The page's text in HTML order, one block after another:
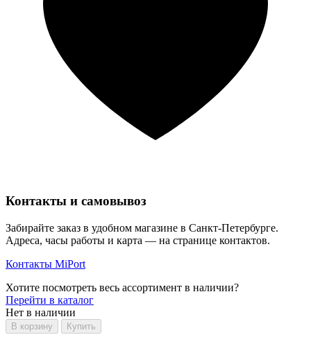
Контакты и самовывоз
Забирайте заказ в удобном магазине в Санкт-Петербурге.
Адреса, часы работы и карта — на странице контактов.
Контакты MiPort
Хотите посмотреть весь ассортимент в наличии?
Перейти в каталог
Нет в наличии
В корзину Купить